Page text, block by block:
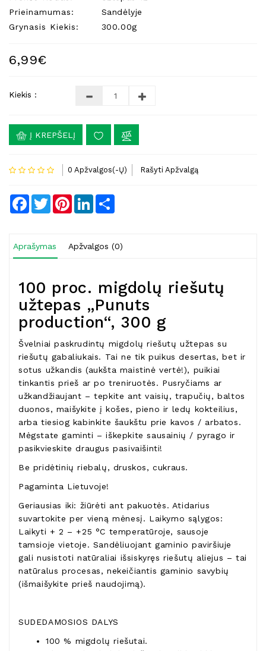
Dovanos
Prieinamumas:
Sandėlyje
Grynasis Kiekis:
300.00g
6,99€
Kiekis :
Į KREPŠELĮ
0 Apžvalgos(-Ų) Rašyti Apžvalgą
Facebook
TwitterPinterestLinkedIn
Aprašymas Apžvalgos (0)
100 proc. migdolų riešutų
užtepas „Punuts
production“, 300 g
Švelniai paskrudintų migdolų riešutų užtepas su
riešutų gabaliukais. Tai ne tik puikus desertas, bet ir
sotus užkandis (aukšta maistinė vertė!), puikiai
tinkantis prieš ar po treniruotės. Pusryčiams ar
užkandžiaujant – tepkite ant vaisių, trapučių, baltos
duonos, maišykite į košes, pieno ir ledų kokteilius,
arba tiesiog kabinkite šaukštu prie kavos / arbatos.
Mėgstate gaminti – iškepkite sausainių / pyrago ir
pasikvieskite draugus pasivaišinti!
Be pridėtinių riebalų, druskos, cukraus.
Pagaminta Lietuvoje!
Geriausias iki: žiūrėti ant pakuotės. Atidarius
suvartokite per vieną mėnesį. Laikymo sąlygos:
Laikyti + 2 – +25 °C temperatūroje, sausoje
tamsioje vietoje. Sandėliuojant gaminio paviršiuje
gali nusistoti natūraliai išsiskyręs riešutų aliejus – tai
natūralus procesas, nekeičiantis gaminio savybių
(išmaišykite prieš naudojimą).
SUDEDAMOSIOS DALYS
100 % migdolų riešutai.